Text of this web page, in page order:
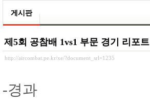
게시판
제5회 공참배 1vs1 부문 경기 리포트
http://aircombat.pe.kr/xe/?document_srl=1235
-경과